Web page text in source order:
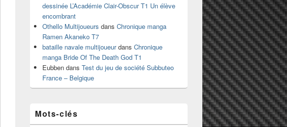
dessinée L’Académie Clair-Obscur T1 Un élève
encombrant
Othello Multijoueurs dans Chronique manga
Ramen Akaneko T7
bataille navale multijoueurdans Chronique
manga Bride Of The Death God T1
Eubben dans Test du jeu de société Subbuteo
France – Belgique
Mots-clés